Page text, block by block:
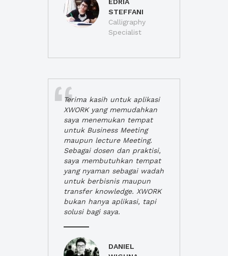
STEFFANI
Calligraphy
Specialist
Terima kasih untuk aplikasi
XWORK yang memudahkan
saya menemukan tempat
untuk Business Meeting
maupun lecture Meeting.
Sebagai dosen dan praktisi,
saya membutuhkan tempat
yang nyaman sebagai wadah
untuk berbisnis maupun
transfer knowledge. XWORK
bukan hanya aplikasi, tapi
solusi bagi saya.
DANIEL